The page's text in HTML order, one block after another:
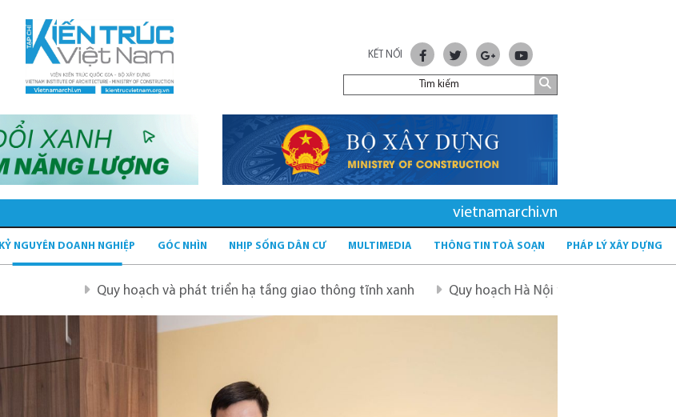
KẾT NỐI
vietnamarchi.vn
KỶ NGUYÊN DOANH NGHIỆP GÓC NHÌN NHỊP SỐNG DÂN CƯ MULTIMEDIA THÔNG TIN TOÀ SOẠN PHÁP LÝ XÂY DỰNG
Quy hoạch và phát triển hạ tầng giao thông tĩnh xanh Quy hoạch Hà Nội tầm nhìn 100 năm